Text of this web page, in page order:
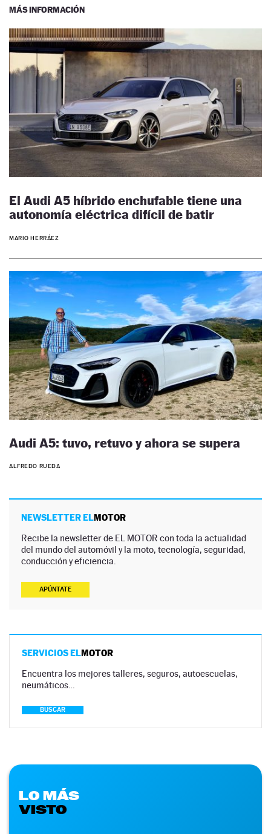
MÁS INFORMACIÓN
El Audi A5 híbrido enchufable tiene una
autonomía eléctrica difícil de batir
MARIO HERRÁEZ
Audi A5: tuvo, retuvo y ahora se supera
ALFREDO RUEDA
NEWSLETTER ELMOTOR
Recibe la newsletter de EL MOTOR con toda la actualidad
del mundo del automóvil y la moto, tecnología, seguridad,
conducción y eficiencia.
APÚNTATE
SERVICIOS ELMOTOR
Encuentra los mejores talleres, seguros, autoescuelas,
neumáticos…
BUSCAR
LO MÁS
VISTO